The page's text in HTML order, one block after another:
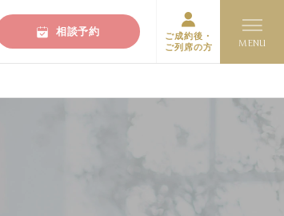
相談予約
ご成約後・
ご列席の方